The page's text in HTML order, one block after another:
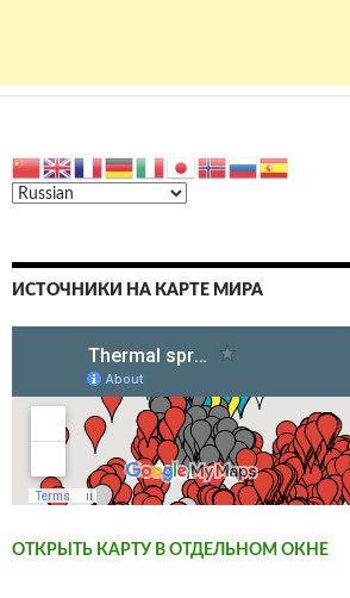
ИСТОЧНИКИ НА КАРТЕ МИРА
ОТКРЫТЬ КАРТУ В ОТДЕЛЬНОМ ОКНЕ